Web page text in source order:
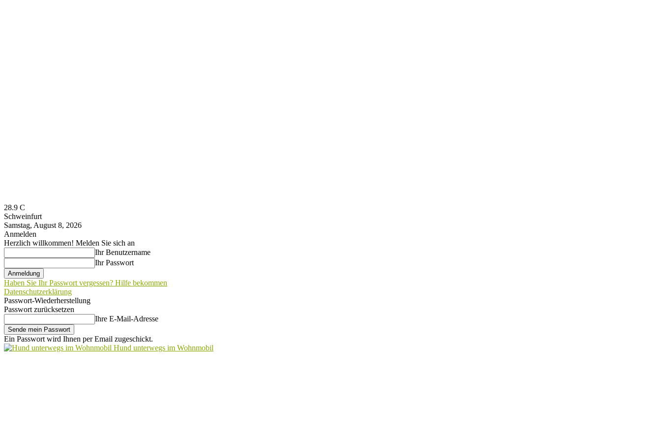
28.9 C
Schweinfurt
Samstag, August 8, 2026
Anmelden
Herzlich willkommen! Melden Sie sich an
Ihr Benutzername
Ihr Passwort
Haben Sie Ihr Passwort vergessen? Hilfe bekommen
Datenschutzerklärung
Passwort-Wiederherstellung
Passwort zurücksetzen
Ihre E-Mail-Adresse
Ein Passwort wird Ihnen per Email zugeschickt.
Hund unterwegs im Wohnmobil